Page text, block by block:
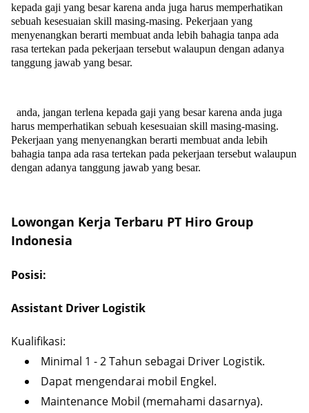
kepada gaji yang besar karena anda juga harus memperhatikan
sebuah kesesuaian skill masing-masing. Pekerjaan yang
menyenangkan berarti membuat anda lebih bahagia tanpa ada
rasa tertekan pada pekerjaan tersebut walaupun dengan adanya
tanggung jawab yang besar.
anda, jangan terlena kepada gaji yang besar karena anda juga
harus memperhatikan sebuah kesesuaian skill masing-masing.
Pekerjaan yang menyenangkan berarti membuat anda lebih
bahagia tanpa ada rasa tertekan pada pekerjaan tersebut walaupun
dengan adanya tanggung jawab yang besar.
Lowongan Kerja Terbaru PT Hiro Group
Indonesia
Posisi:
Assistant Driver Logistik
Kualifikasi:
Minimal 1 - 2 Tahun sebagai Driver Logistik.
Dapat mengendarai mobil Engkel.
Maintenance Mobil (memahami dasarnya).